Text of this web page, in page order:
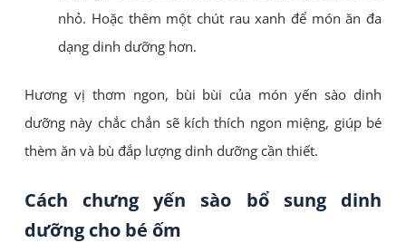
nhỏ. Hoặc thêm một chút rau xanh để món ăn đa
dạng dinh dưỡng hơn.
Hương vị thơm ngon, bùi bùi của món yến sào dinh
dưỡng này chắc chắn sẽ kích thích ngon miệng, giúp bé
thèm ăn và bù đắp lượng dinh dưỡng cần thiết.
Cách chưng yến sào bổ sung dinh
dưỡng cho bé ốm